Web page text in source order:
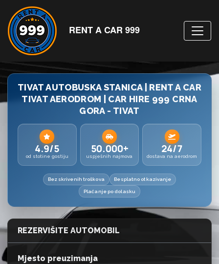
RENT A CAR 999
TIVAT AUTOBUSKA STANICA | RENT A CAR
TIVAT AERODROM | CAR HIRE 999 CRNA
GORA - TIVAT
4.9/5
od stotine gostiju
50.000+
uspješnih najmova
24/7
dostava na aerodrom
Bez skrivenih troškova Besplatno otkazivanje
Plaćanje po dolasku
REZERVIŠITE AUTOMOBIL
Mjesto preuzimanja